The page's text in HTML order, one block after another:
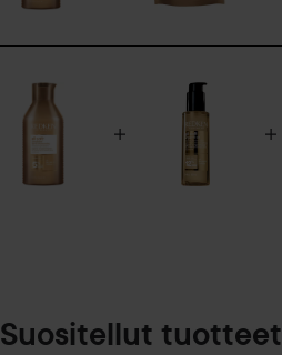
Suositellut tuotteet